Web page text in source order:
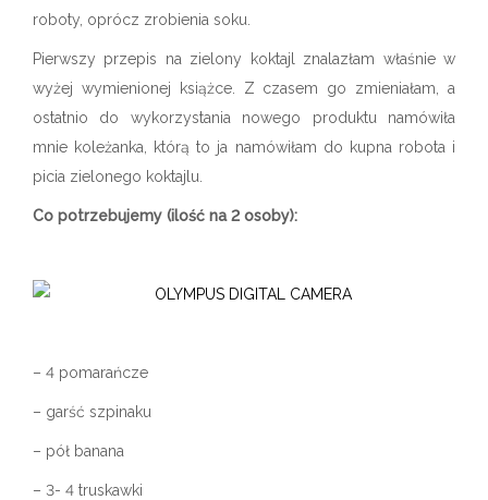
roboty, oprócz zrobienia soku.
Pierwszy przepis na zielony koktajl znalazłam właśnie w
wyżej wymienionej książce. Z czasem go zmieniałam, a
ostatnio do wykorzystania nowego produktu namówiła
mnie koleżanka, którą to ja namówiłam do kupna robota i
picia zielonego koktajlu.
Co potrzebujemy (ilość na 2 osoby):
– 4 pomarańcze
– garść szpinaku
– pół banana
– 3- 4 truskawki